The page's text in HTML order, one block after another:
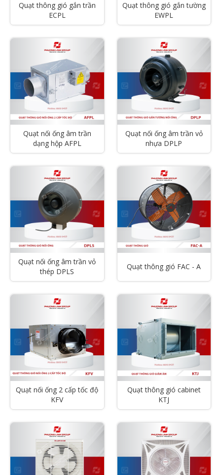
Quạt thông gió gắn trần
ECPL
Quạt thông gió gắn tường
EWPL
Quạt nối ống âm trần
dạng hộp AFPL
Quạt nối ống âm trần vỏ
nhựa DPLP
Quạt nối ống âm trần vỏ
thép DPLS
Quạt thông gió FAC - A
Quạt nối ống 2 cấp tốc độ
KFV
Quạt thông gió cabinet
KTJ